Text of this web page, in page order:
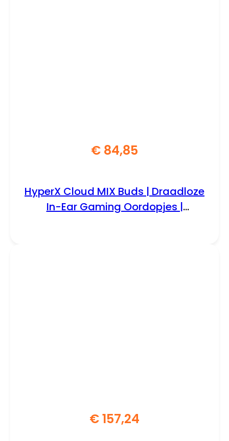
€ 84,85
HyperX Cloud MIX Buds | Draadloze
In-Ear Gaming Oordopjes |
€157,24